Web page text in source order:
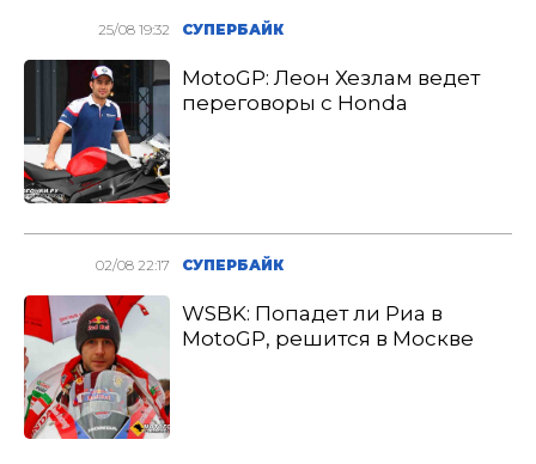
25/08 19:32 СУПЕРБАЙК
MotoGP: Леон Хезлам ведет
переговоры с Honda
02/08 22:17 СУПЕРБАЙК
WSBK: Попадет ли Риа в
MotoGP, решится в Москве